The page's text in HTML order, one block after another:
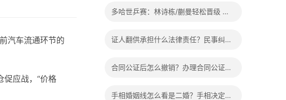
汽车流通环节的
促应战，“价格
多哈世乒赛：林诗栋/蒯曼轻松晋级 混
证人翻供承担什么法律责任？民事纠纷
合同公证后怎么撤销？办理合同公证需
手相婚姻线怎么看是二婚？手相决定一